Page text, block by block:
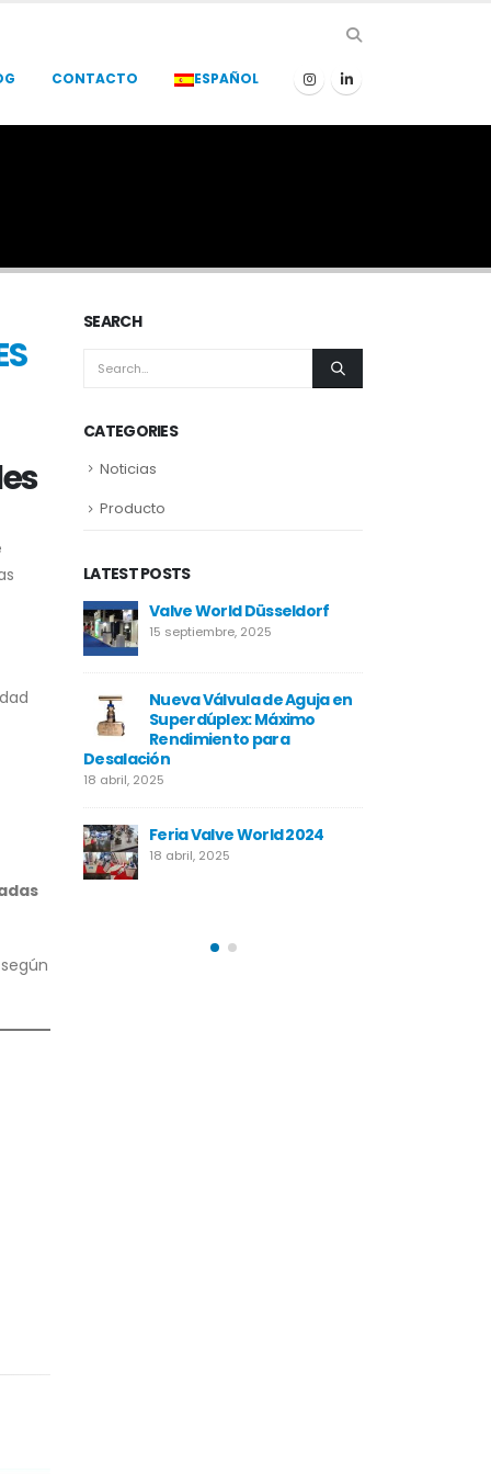
CONTACTO ESPAÑOL
SEARCH
CATEGORIES
Noticias
Producto
LATEST POSTS
2
Valve World Düsseldorf
15 septiembre, 2025
Nueva Válvula de Aguja en
Superdúplex: Máximo
Rendimiento para
Desalación
18 abril, 2025
Feria Valve World 2024
18 abril, 2025